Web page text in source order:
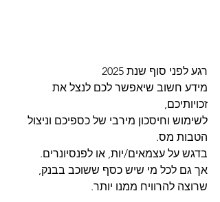
רגע לפני סוף שנת 2025
מידע חשוב שיאפשר לכם לנצל את
זכויותיכם,
לשימוש וחיסכון מירבי של כספיכם וניצול
הטבות מס.
בדגש על עצמאים/יות, או לפנסיונרים.
אך גם לכל מי שיש כסף ששוכב בבנק,
שרוצה להרוויח ממנו יותר.